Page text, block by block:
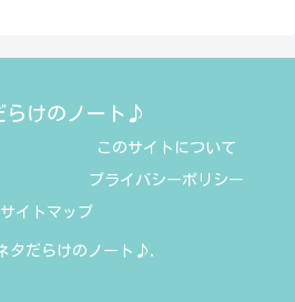
らけのノート♪
このサイトについて
プライバシーポリシー
サイトマップ
タだらけのノート♪.